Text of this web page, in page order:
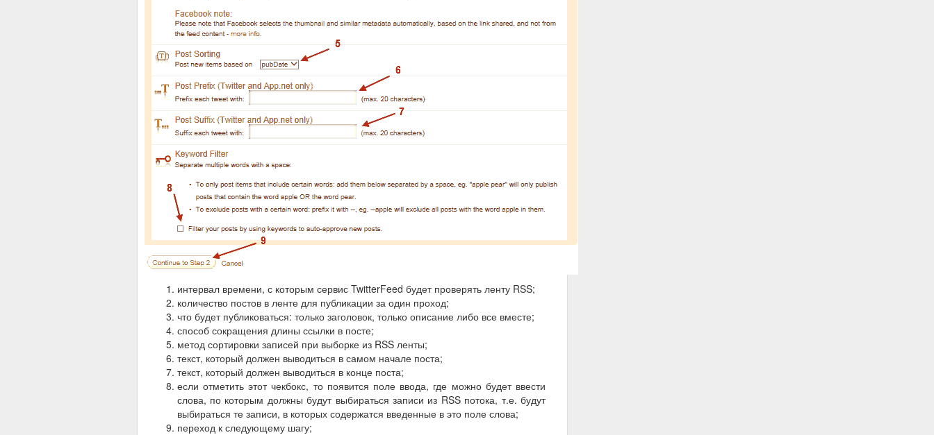
интервал времени, с которым сервис TwitterFeed будет проверять ленту RSS;
количество постов в ленте для публикации за один проход;
что будет публиковаться: только заголовок, только описание либо все вместе;
способ сокращения длины ссылки в посте;
метод сортировки записей при выборке из RSS ленты;
текст, который должен выводиться в самом начале поста;
текст, который должен выводиться в конце поста;
если отметить этот чекбокс, то появится поле ввода, где можно будет ввести
слова, по которым должны будут выбираться записи из RSS потока, т.е. будут
выбираться те записи, в которых содержатся введенные в это поле слова;
переход к следующему шагу;